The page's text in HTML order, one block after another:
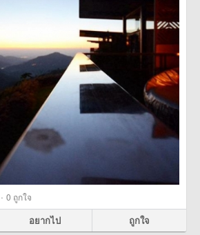
· 0 ถูกใจ
อยากไป ถูกใจ